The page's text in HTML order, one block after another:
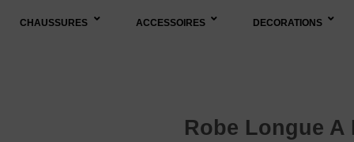
CHAUSSURES ACCESSOIRES DECORATIONS
Robe Longue A